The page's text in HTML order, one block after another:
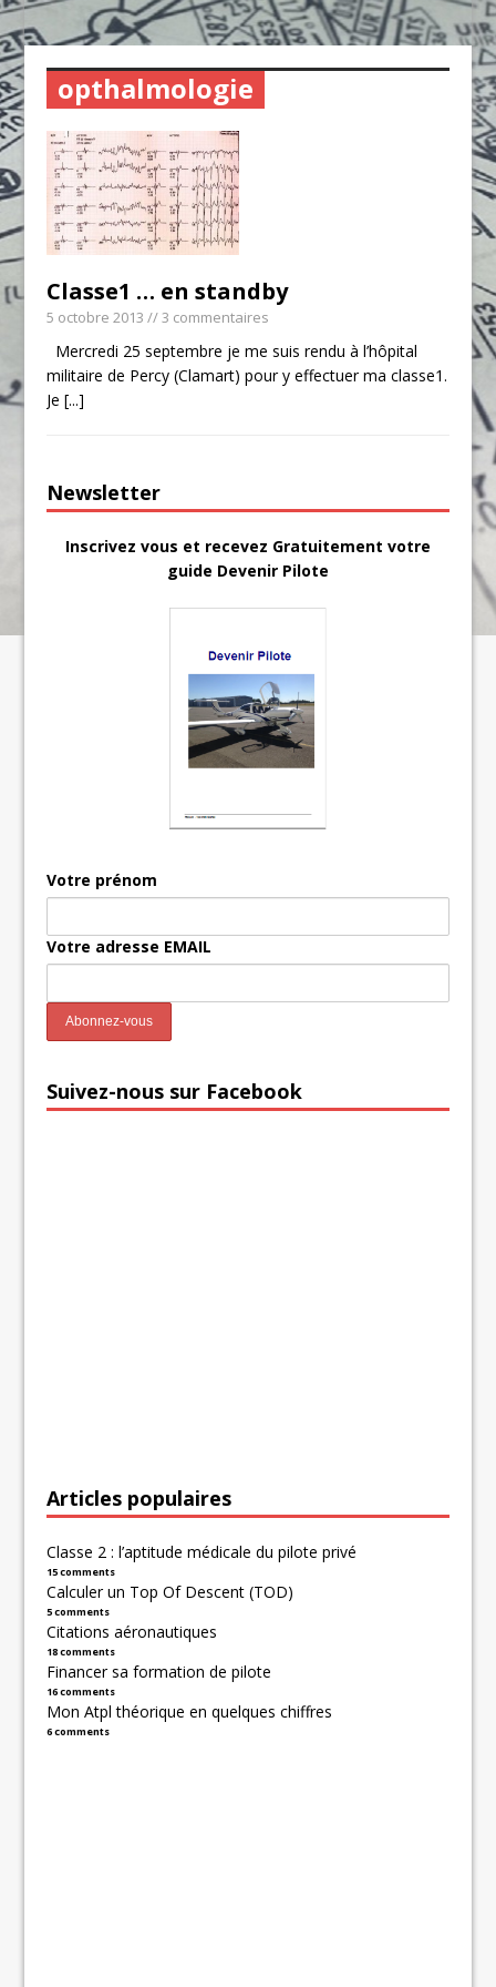
opthalmologie
Classe1 … en standby
5 octobre 2013 // 3 commentaires
Mercredi 25 septembre je me suis rendu à l’hôpital
militaire de Percy (Clamart) pour y effectuer ma classe1.
Je[...]
Newsletter
Inscrivez vous et recevez Gratuitement votre
guide Devenir Pilote
Votre prénom
Votre adresse EMAIL
Suivez-nous sur Facebook
Articles populaires
Classe 2 : l’aptitude médicale du pilote privé
15 comments
Calculer un Top Of Descent (TOD)
5 comments
Citations aéronautiques
18 comments
Financer sa formation de pilote
16 comments
Mon Atpl théorique en quelques chiffres
6 comments